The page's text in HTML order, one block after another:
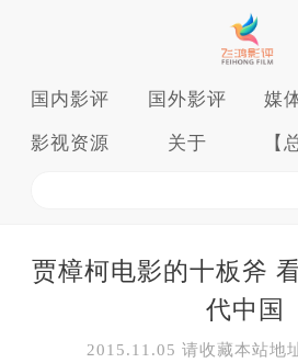
国内影评 国外影评 媒
影视资源 关于 【
贾樟柯电影的十板斧
代中国
2015.11.05 请收藏本站地